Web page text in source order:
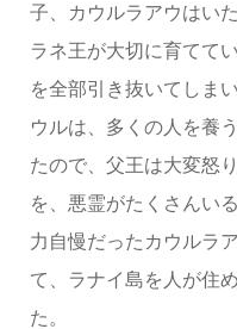
子、カウルラアウはい
ラネ王が大切に育てて
を全部引き抜いてしま
ウルは、多くの人を養
たので、父王は大変怒
を、悪霊がたくさんい
力自慢だったカウルラ
て、ラナイ島を人が住
た。